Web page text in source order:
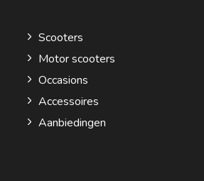
Scooters
Motor scooters
Occasions
Accessoires
Aanbiedingen